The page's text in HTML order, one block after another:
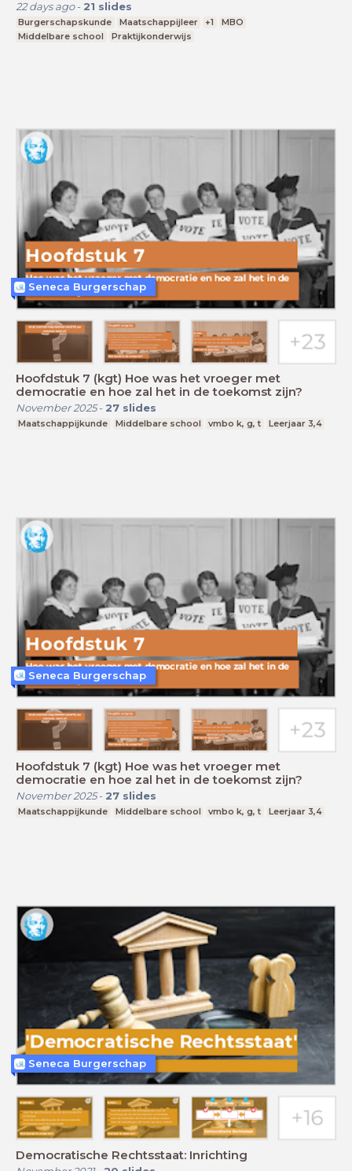
22 days ago- 21 slides
Burgerschapskunde Maatschappijleer +1
MBO
Middelbare school
Praktijkonderwijs
Hoofdstuk 7 (kgt) Hoe was het vroeger met
democratie en hoe zal het in de toekomst zijn?
November 2025- 27 slides
Maatschappijkunde Middelbare school vmbo k, g, t Leerjaar 3,4
Seneca Burgerschap
Hoofdstuk 7 (kgt) Hoe was het vroeger met
democratie en hoe zal het in de toekomst zijn?
November 2025- 27 slides
Maatschappijkunde Middelbare school vmbo k, g, t Leerjaar 3,4
Seneca Burgerschap
Democratische Rechtsstaat: Inrichting
Seneca Burgerschap